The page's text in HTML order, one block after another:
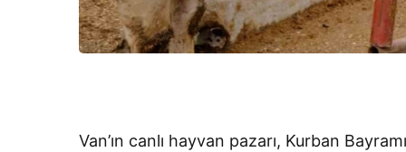
Van’ın canlı hayvan pazarı, Kurban